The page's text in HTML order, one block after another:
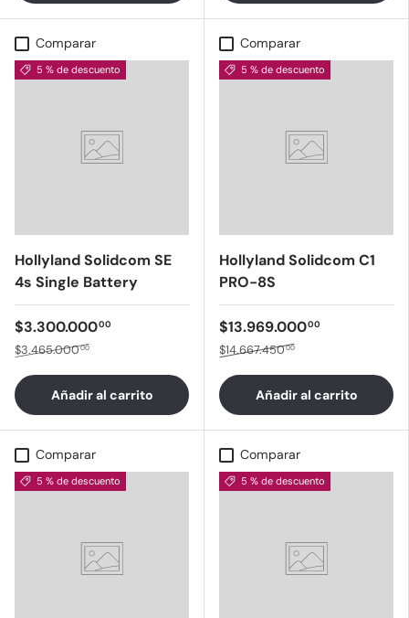
Comparar
5 % de descuento
Hollyland Solidcom SE
4s Single Battery
$3.300.00000
$3.465.00000
Añadir al carrito
Comparar
5 % de descuento
Hollyland Solidcom C1
PRO-8S
$13.969.00000
$14.667.45000
Añadir al carrito
Comparar
5 % de descuento
Comparar
5 % de descuento